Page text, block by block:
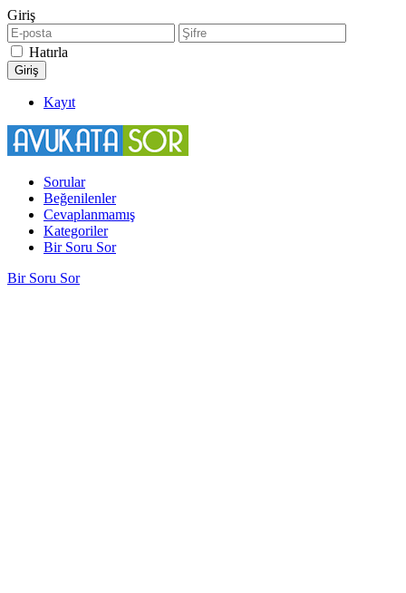
Giriş
Hatırla
Kayıt
Sorular
Beğenilenler
Cevaplanmamış
Kategoriler
Bir Soru Sor
Bir Soru Sor